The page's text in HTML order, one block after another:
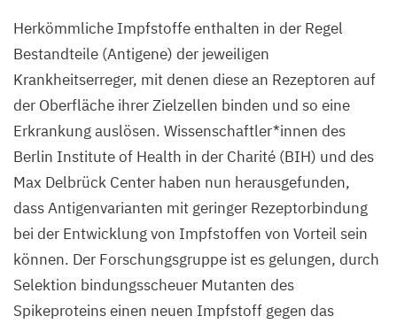
Herkömmliche Impfstoffe enthalten in der Regel
Bestandteile (Antigene) der jeweiligen
Krankheitserreger, mit denen diese an Rezeptoren auf
der Oberfläche ihrer Zielzellen binden und so eine
Erkrankung auslösen. Wissenschaftler*innen des
Berlin Institute of Health in der Charité (BIH) und des
Max Delbrück Center haben nun herausgefunden,
dass Antigenvarianten mit geringer Rezeptorbindung
bei der Entwicklung von Impfstoffen von Vorteil sein
können. Der Forschungsgruppe ist es gelungen, durch
Selektion bindungsscheuer Mutanten des
Spikeproteins einen neuen Impfstoff gegen das